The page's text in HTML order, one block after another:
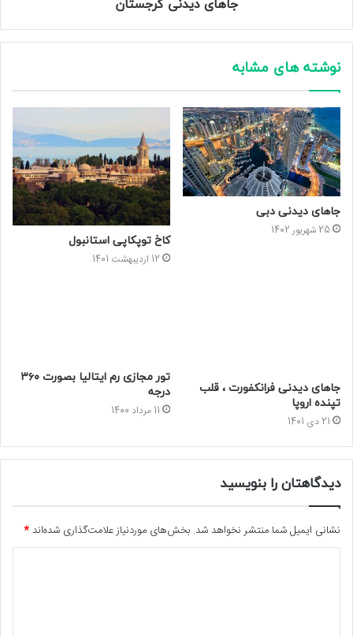
جا‌های دیدنی گرجستان
نوشته های مشابه
جاهای دیدنی دبی
25 شهریور 1402
کاخ توپکاپی استانبول
12 اردیبهشت 1401
جاهای دیدنی فرانکفورت ، قلب
تپنده اروپا
21 دی 1401
تور مجازی رم ایتالیا بصورت ۳۶۰
درجه
11 مرداد 1400
دیدگاهتان را بنویسید
نشانی ایمیل شما منتشر نخواهد شد. بخش‌های موردنیاز علامت‌گذاری شده‌اند*